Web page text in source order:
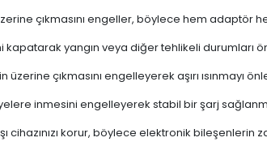
üzerine çıkmasını engeller, böylece hem adaptör
yangın veya diğer tehlikeli durumları
çıkmasını engelleyerek aşırı ısınmayı
inmesini engelleyerek stabil bir şarj
cihazınızı korur, böylece elektronik bileşenlerin